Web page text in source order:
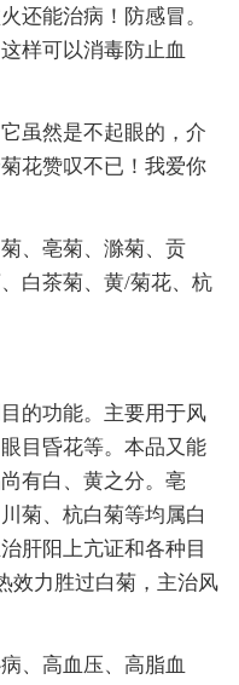
还能治病！防感冒。
样可以消毒防止血
虽然是不起眼的，介
花赞叹不已！我爱你
、亳菊、滁菊、贡
白茶菊、黄/菊花、杭
的功能。主要用于风
目昏花等。本品又能
有白、黄之分。亳
菊、杭白菊等均属白
肝阳上亢证和各种目
效力胜过白菊，主治风
、高血压、高脂血